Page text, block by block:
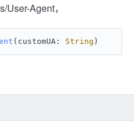
Agent，
( customUA : String )